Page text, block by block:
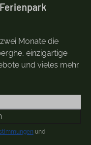
Monate die
einzigartige
und vieles mehr.
und